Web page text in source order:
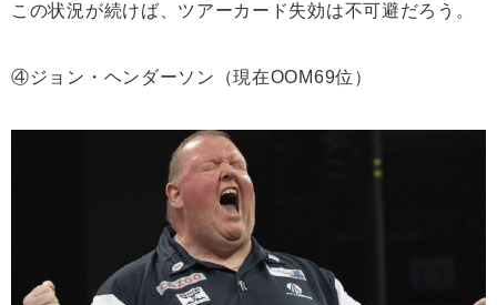
この状況が続けば、ツアーカード失効は不可避だろう。
④ジョン・ヘンダーソン（現在OOM69位）